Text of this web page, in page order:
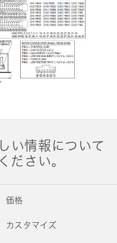
い情報について
ださい。
価格
カスタマイズ